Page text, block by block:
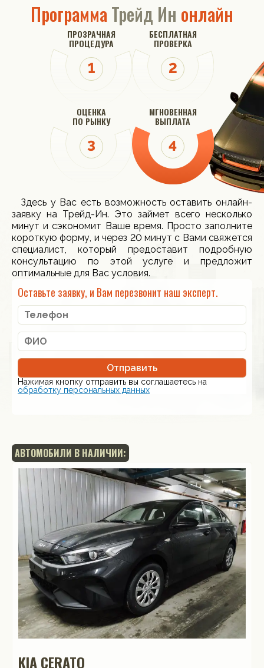
ПрограммаТрейд Ин онлайн
ПРОЗРАЧНАЯ
ПРОЦЕДУРА
БЕСПЛАТНАЯ
ПРОВЕРКА
ОЦЕНКА
ПО РЫНКУ
МГНОВЕННАЯ
ВЫПЛАТА
Здесь у Вас есть возможность оставить онлайн-
заявку на Трейд-Ин. Это займет всего несколько
минут и сэкономит Ваше время. Просто заполните
короткую форму, и через 20 минут с Вами свяжется
специалист, который предоставит подробную
консультацию по этой услуге и предложит
оптимальные для Вас условия.
Оставьте заявку, и Вам перезвонит наш эксперт.
Отправить
Нажимая кнопку отправить вы соглашаетесь на
обработку персональных данных
АВТОМОБИЛИ В НАЛИЧИИ:
KIA CERATO